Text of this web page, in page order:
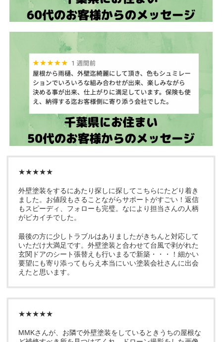
★★★★★
外壁塗装をするにあたり探しに探してこちらにたどり着き
ました。お値段もさることながらサポートがすごい！返信
もスピーディ、フォローも完璧。なにより担当さんの人柄
がピカイチでした。
最後の方に少しトラブルはありましたがきちんと対応して
いただけ大満足です。外壁塗装と合わせて台風で剥がれた
玄関ドアのシート張替えも行いまるで新築・・・！細かい
要望にも寄り添ってもらえ本当にいい塗装会社さんに出会
えたと思います。
★★★★★
MMKさんが、お隣で外壁塗装をしているときうちの屋根な